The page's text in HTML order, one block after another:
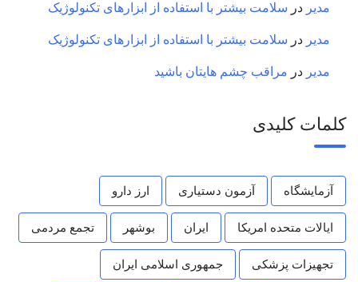
مدیر در سلامت بیشتر با استفاده از ابزارهای تکنولوژیک
مدیر در سلامت بیشتر با استفاده از ابزارهای تکنولوژیک
مدیر در مراقب چشم هایتان باشید
کلمات کلیدی
آزمایشگاه آزمون دستیاری ارز دارو
ایالات متحده امریکا ایران بوشهر تجمع مردمی
تجهیزات پزشکی جمهوری اسلامی ایران